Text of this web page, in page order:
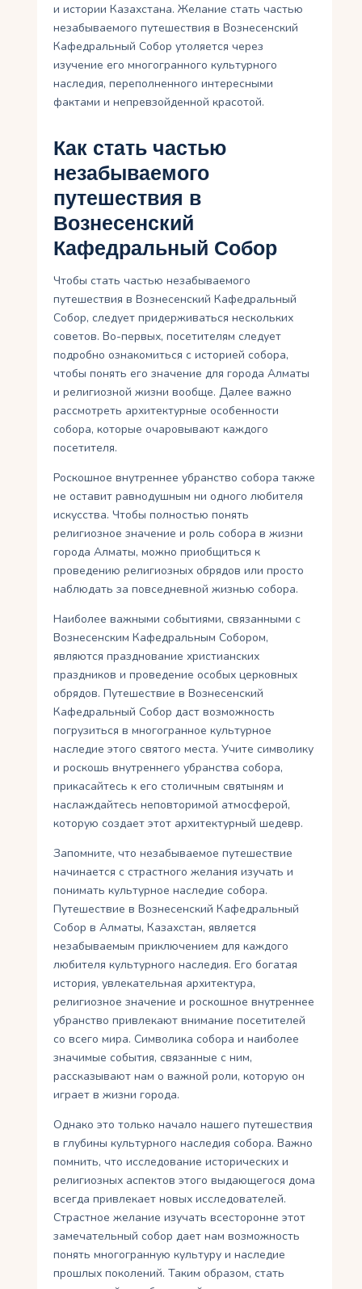
и истории Казахстана. Желание стать частью
незабываемого путешествия в Вознесенский
Кафедральный Собор утоляется через
изучение его многогранного культурного
наследия, переполненного интересными
фактами и непревзойденной красотой.
Как стать частью
незабываемого
путешествия в
Вознесенский
Кафедральный Собор
Чтобы стать частью незабываемого
путешествия в Вознесенский Кафедральный
Собор, следует придерживаться нескольких
советов. Во-первых, посетителям следует
подробно ознакомиться с историей собора,
чтобы понять его значение для города Алматы
и религиозной жизни вообще. Далее важно
рассмотреть архитектурные особенности
собора, которые очаровывают каждого
посетителя.
Роскошное внутреннее убранство собора также
не оставит равнодушным ни одного любителя
искусства. Чтобы полностью понять
религиозное значение и роль собора в жизни
города Алматы, можно приобщиться к
проведению религиозных обрядов или просто
наблюдать за повседневной жизнью собора.
Наиболее важными событиями, связанными с
Вознесенским Кафедральным Собором,
являются празднование христианских
праздников и проведение особых церковных
обрядов. Путешествие в Вознесенский
Кафедральный Собор даст возможность
погрузиться в многогранное культурное
наследие этого святого места. Учите символику
и роскошь внутреннего убранства собора,
прикасайтесь к его столичным святыням и
наслаждайтесь неповторимой атмосферой,
которую создает этот архитектурный шедевр.
Запомните, что незабываемое путешествие
начинается с страстного желания изучать и
понимать культурное наследие собора.
Путешествие в Вознесенский Кафедральный
Собор в Алматы, Казахстан, является
незабываемым приключением для каждого
любителя культурного наследия. Его богатая
история, увлекательная архитектура,
религиозное значение и роскошное внутреннее
убранство привлекают внимание посетителей
со всего мира. Символика собора и наиболее
значимые события, связанные с ним,
рассказывают нам о важной роли, которую он
играет в жизни города.
Однако это только начало нашего путешествия
в глубины культурного наследия собора. Важно
помнить, что исследование исторических и
религиозных аспектов этого выдающегося дома
всегда привлекает новых исследователей.
Страстное желание изучать всесторонне этот
замечательный собор дает нам возможность
понять многогранную культуру и наследие
прошлых поколений. Таким образом, стать